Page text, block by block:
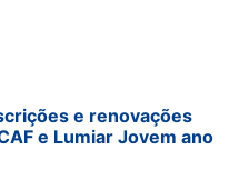
e renovações
e Lumiar Jovem ano